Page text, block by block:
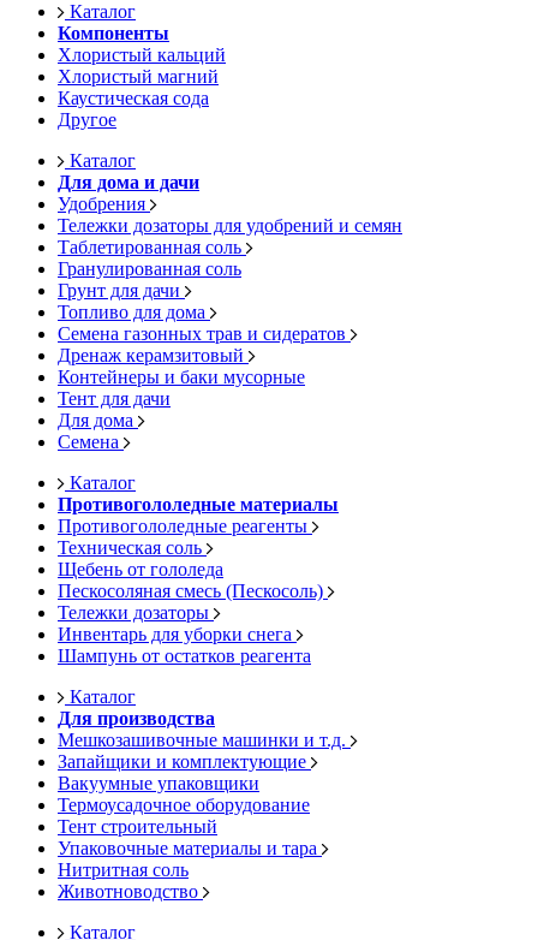
Каталог
Компоненты
Хлористый кальций
Хлористый магний
Каустическая сода
Другое
Каталог
Для дома и дачи
Удобрения
Тележки дозаторы для удобрений и семян
Таблетированная соль
Гранулированная соль
Грунт для дачи
Топливо для дома
Семена газонных трав и сидератов
Дренаж керамзитовый
Контейнеры и баки мусорные
Тент для дачи
Для дома
Семена
Каталог
Противогололедные материалы
Противогололедные реагенты
Техническая соль
Щебень от гололеда
Пескосоляная смесь (Пескосоль)
Тележки дозаторы
Инвентарь для уборки снега
Шампунь от остатков реагента
Каталог
Для производства
Мешкозашивочные машинки и т.д.
Запайщики и комплектующие
Вакуумные упаковщики
Термоусадочное оборудование
Тент строительный
Упаковочные материалы и тара
Нитритная соль
Животноводство
Каталог